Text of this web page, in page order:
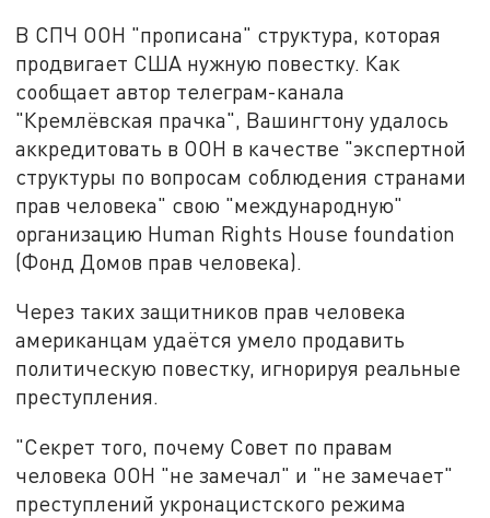
В СПЧ ООН "прописана" структура, которая
продвигает США нужную повестку. Как
сообщает автор телеграм-канала
"Кремлёвская прачка", Вашингтону удалось
аккредитовать в ООН в качестве "экспертной
структуры по вопросам соблюдения странами
прав человека" свою "международную"
организацию Human Rights House foundation
(Фонд Домов прав человека).
Через таких защитников прав человека
американцам удаётся умело продавить
политическую повестку, игнорируя реальные
преступления.
"Секрет того, почему Совет по правам
человека ООН "не замечал" и "не замечает"
преступлений укронацистского режима